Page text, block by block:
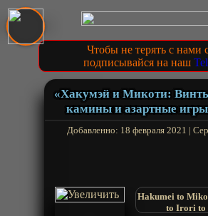
Чтобы не терять с нами
подписывайся на наш
«Хакумэй и Микоти:
камины и азартные
Добавленно: 18 февраля 2021 |
Hakumei to
to Irori to